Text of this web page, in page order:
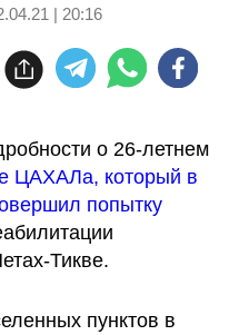
| 20:16
о 26-летнем
ЦАХАЛа, который в
попытку
Тикве.
пунктов в